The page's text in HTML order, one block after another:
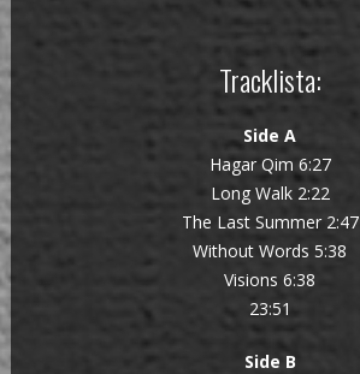
Tracklista:
Side A
Hagar Qim 6:27
Long Walk 2:22
The Last Summer 2:47
Without Words 5:38
Visions 6:38
23:51
Side B